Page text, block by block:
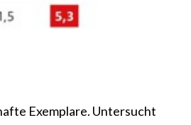
Exemplare. Untersucht